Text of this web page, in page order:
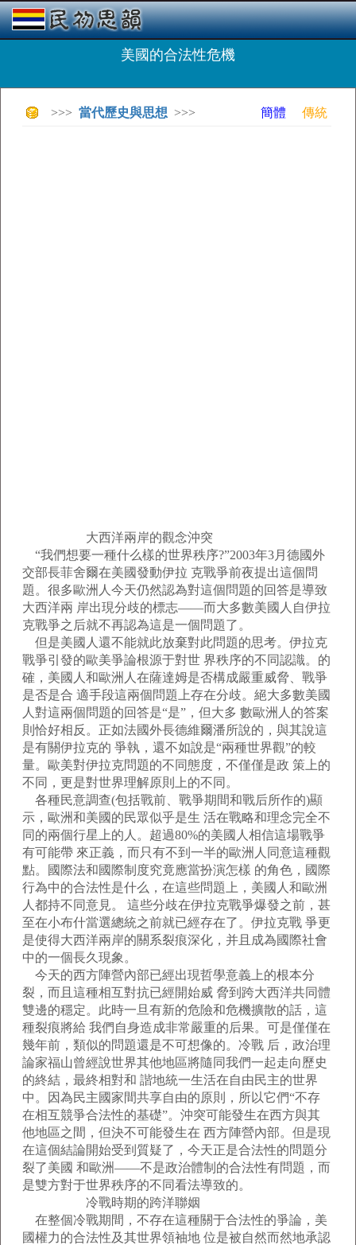
美國的合法性危機
>>> 當代歷史與思想 >>> 簡體 傳統
大西洋兩岸的觀念沖突
“我們想要一種什么樣的世界秩序?”2003年3月德國外
交部長菲舍爾在美國發動伊拉 克戰爭前夜提出這個問
題。很多歐洲人今天仍然認為對這個問題的回答是導致
大西洋兩 岸出現分歧的標志——而大多數美國人自伊拉
克戰爭之后就不再認為這是一個問題了。
但是美國人還不能就此放棄對此問題的思考。伊拉克
戰爭引發的歐美爭論根源于對世 界秩序的不同認識。的
確，美國人和歐洲人在薩達姆是否構成嚴重威脅、戰爭
是否是合 適手段這兩個問題上存在分歧。絕大多數美國
人對這兩個問題的回答是“是”，但大多 數歐洲人的答案
則恰好相反。正如法國外長德維爾潘所說的，與其說這
是有關伊拉克的 爭執，還不如說是“兩種世界觀”的較
量。歐美對伊拉克問題的不同態度，不僅僅是政 策上的
不同，更是對世界理解原則上的不同。
各種民意調查(包括戰前、戰爭期間和戰后所作的)顯
示，歐洲和美國的民眾似乎是生 活在戰略和理念完全不
同的兩個行星上的人。超過80%的美國人相信這場戰爭
有可能帶 來正義，而只有不到一半的歐洲人同意這種觀
點。國際法和國際制度究竟應當扮演怎樣 的角色，國際
行為中的合法性是什么，在這些問題上，美國人和歐洲
人都持不同意見。 這些分歧在伊拉克戰爭爆發之前，甚
至在小布什當選總統之前就已經存在了。伊拉克戰 爭更
是使得大西洋兩岸的關系裂痕深化，并且成為國際社會
中的一個長久現象。
今天的西方陣營內部已經出現哲學意義上的根本分
裂，而且這種相互對抗已經開始威 脅到跨大西洋共同體
雙邊的穩定。此時一旦有新的危險和危機擴散的話，這
種裂痕將給 我們自身造成非常嚴重的后果。可是僅僅在
幾年前，類似的問題還是不可想像的。冷戰 后，政治理
論家福山曾經說世界其他地區將隨同我們一起走向歷史
的終結，最終相對和 諧地統一生活在自由民主的世界
中。因為民主國家間共享自由的原則，所以它們“不存
在相互競爭合法性的基礎”。沖突可能發生在西方與其
他地區之間，但決不可能發生在 西方陣營內部。但是現
在這個結論開始受到質疑了，今天正是合法性的問題分
裂了美國 和歐洲——不是政治體制的合法性有問題，而
是雙方對于世界秩序的不同看法導致的。
冷戰時期的跨洋聯姻
在整個冷戰期間，不存在這種關于合法性的爭論，美
國權力的合法性及其世界領袖地 位是被自然而然地承認